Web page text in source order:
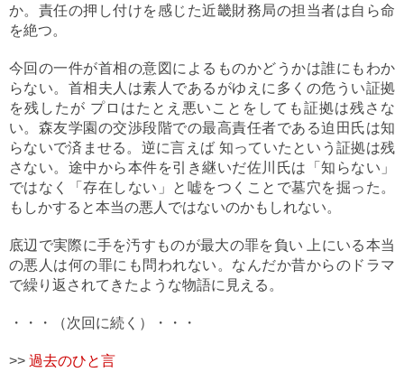
か。責任の押し付けを感じた近畿財務局の担当者は自ら命
を絶つ。
今回の一件が首相の意図によるものかどうかは誰にもわか
らない。首相夫人は素人であるがゆえに多くの危うい証拠
を残したが プロはたとえ悪いことをしても証拠は残さな
い。森友学園の交渉段階での最高責任者である迫田氏は知
らないで済ませる。逆に言えば 知っていたという証拠は残
さない。途中から本件を引き継いだ佐川氏は「知らない」
ではなく「存在しない」と嘘をつくことで墓穴を掘った。
もしかすると本当の悪人ではないのかもしれない。
底辺で実際に手を汚すものが最大の罪を負い 上にいる本当
の悪人は何の罪にも問われない。なんだか昔からのドラマ
で繰り返されてきたような物語に見える。
・・・（次回に続く）・・・
>> 過去のひと言